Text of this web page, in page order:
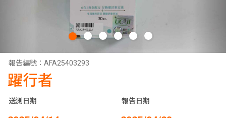
報告編號： AFA25403293
躍行者
送測日期 報告日期